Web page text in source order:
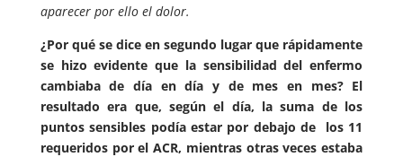
aparecer por ello el dolor.
¿Por qué se dice en segundo lugar que rápidamente
se hizo evidente que la sensibilidad del enfermo
cambiaba de día en día y de mes en mes? El
resultado era que, según el día, la suma de los
puntos sensibles podía estar por debajo de los 11
requeridos por el ACR, mientras otras veces estaba